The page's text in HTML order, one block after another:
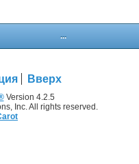
...
Вверх
Version 4.2.5
Inc. All rights reserved.